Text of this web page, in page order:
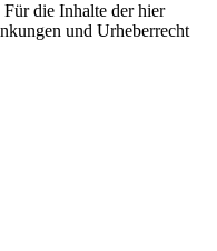
Für die Inhalte der hier
und Urheberrecht